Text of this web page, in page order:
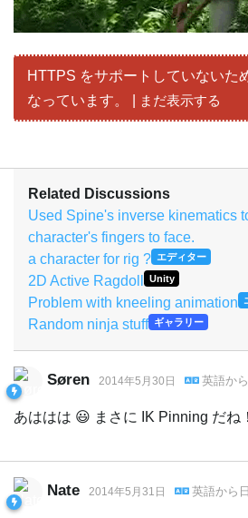
HTTPS をサポートしていないた
なっています。 |
まだ表示する
Related Discussions
Used Spine's inverse kinematics
character's fingers to face.
a character for rig ? エディター
2D Active Ragdoll Unity
Problem with kneeling animation
Random ninja stuff ギャラリー
Søren 2014年5月30日 英語から
あははは 😃 まさに IK Pinning だね！
Nate 2014年5月31日 英語から